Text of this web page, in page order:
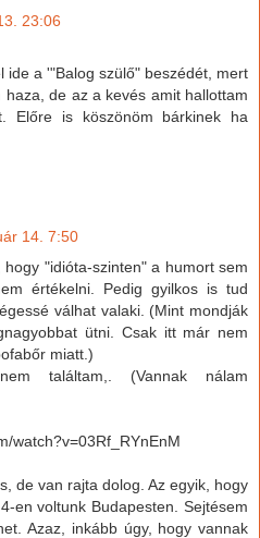
23:06
ide a '"Balog szülő" beszédét, mert
de az a kevés amit hallottam
Előre is köszönöm bárkinek ha
14. 7:50
"idióta-szinten" a humort sem
értékelni. Pedig gyilkos is tud
válhat valaki. (Mint mondják
ütni. Csak itt már nem
miatt.)
találtam,. (Vannak nálam
watch?v=03Rf_RYnEnM
de van rajta dolog. Az egyik, hogy
en voltunk Budapesten. Sejtésem
Azaz, inkább úgy, hogy vannak